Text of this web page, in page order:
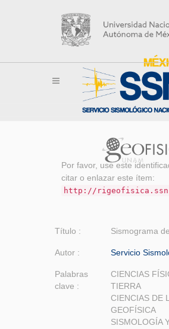
Por favor, use este
citar o enlazar este ítem:
http://
Título : Sismograma
Autor : Servicio
Palabras
clave :
CIENCIAS
TIERRA
CIENCIAS DE
GEOFÍSICA
SISMOLOGÍA